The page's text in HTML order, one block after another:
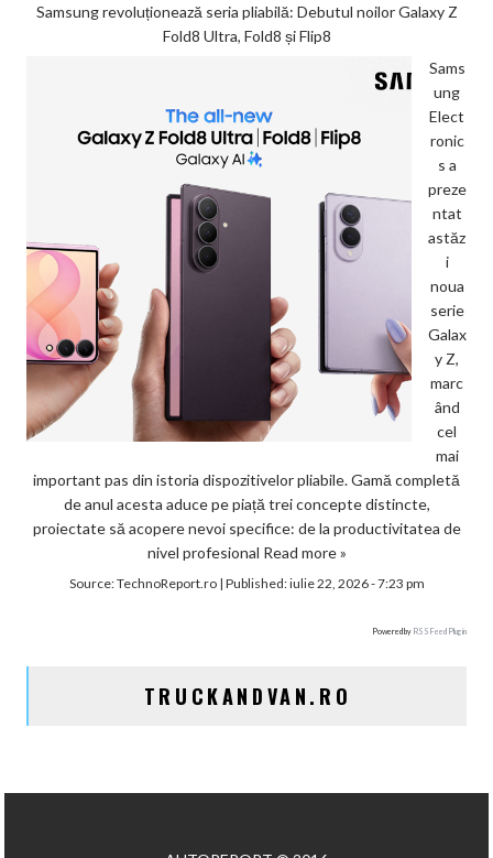
Samsung revoluționează seria pliabilă: Debutul noilor Galaxy Z
Fold8 Ultra, Fold8 și Flip8
Sams
ung
Elect
ronic
s a
preze
ntat
astăz
i
noua
serie
Galax
y Z,
marc
ând
cel
mai
important pas din istoria dispozitivelor pliabile. Gamă completă
de anul acesta aduce pe piață trei concepte distincte,
proiectate să acopere nevoi specifice: de la productivitatea de
nivel profesional Read more »
Source:TechnoReport.ro| Published:iulie 22, 2026 - 7:23 pm
Powered by RSS Feed Plugin
TRUCKANDVAN.RO